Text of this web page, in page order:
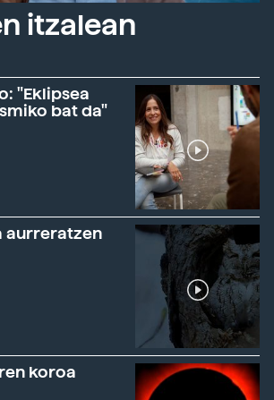
itzalean
"Eklipsea
bat da"
aurreratzen
koroa